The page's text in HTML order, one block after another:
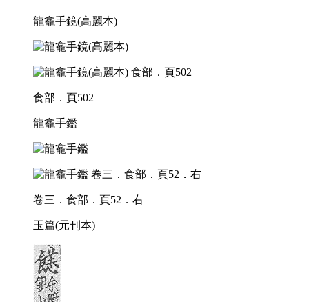
龍龕手鏡(高麗本)
食部．頁502
龍龕手鑑
卷三．食部．頁52．右
玉篇(元刊本)